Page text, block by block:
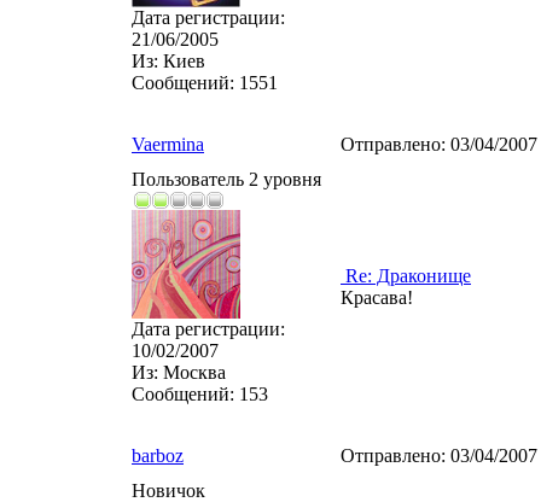
Дата регистрации:
21/06/2005
Из: Киев
Сообщений: 1551
Vaermina Отправлено: 03/04/
Пользователь 2 уровня
Дата регистрации:
10/02/2007
Из: Москва
Сообщений: 153
Re: Драконище
Красава!
barboz Отправлено: 03/04/
Новичок